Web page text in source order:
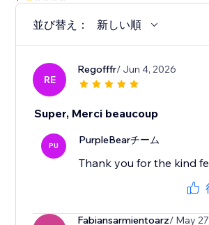
並び替え： 新しい順
RE
Regofffr/ Jun 4, 2026
Super, Merci beaucoup
PU PurpleBearチーム
Thank you for the kind
Fabiansarmientoarz/ May